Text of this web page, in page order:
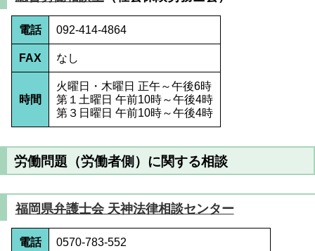
電話 092-414-4864
FAX なし
時間
火曜日・木曜日 正午～午後6時
第１土曜日 午前10時～午後4時
第３日曜日 午前10時～午後4時
労働問題（労働者側）に関する相談
福岡県弁護士会 天神法律相談センター
電話 0570-783-552